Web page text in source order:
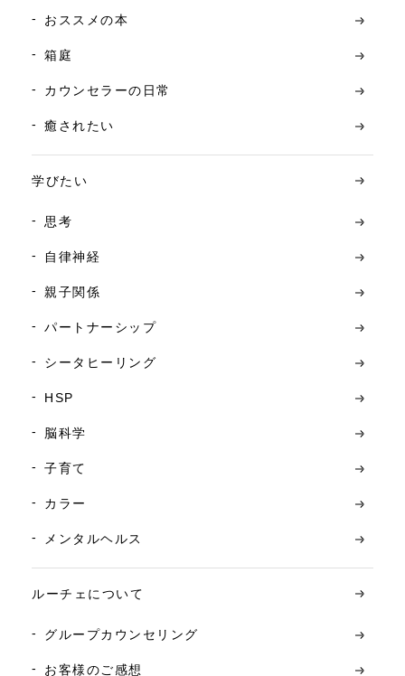
おススメの本
箱庭
カウンセラーの日常
癒されたい
学びたい
思考
自律神経
親子関係
パートナーシップ
シータヒーリング
HSP
脳科学
子育て
カラー
メンタルヘルス
ルーチェについて
グループカウンセリング
お客様のご感想